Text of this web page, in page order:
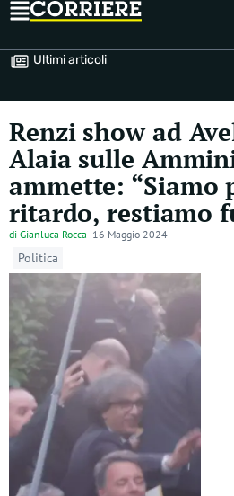
Ultimi articoli
Renzi show ad
Alaia sulle
ammette:
ritardo, restiamo
di Gianluca Rocca- 16 Maggio 2024
Politica